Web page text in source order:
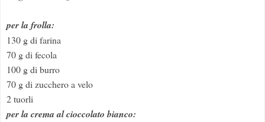
per la frolla:
130 g di farina
70 g di fecola
100 g di burro
70 g di zucchero a velo
2 tuorli
per la crema al cioccolato bianco: